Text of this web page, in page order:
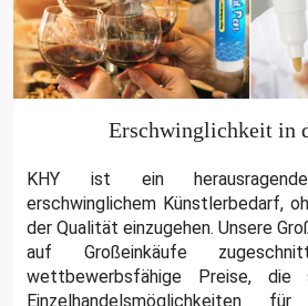
Erschwinglichkeit in
KHY ist ein
erschwinglichem Künstlerbedarf,
der Qualität einzugehen. Unsere
auf Großeinkäufe
wettbewerbsfähige Preise,
Einzelhandelsmöglichkeiten